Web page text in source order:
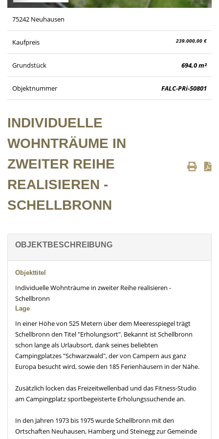
75242 Neuhausen
Kaufpreis 239.000,00 €
Grundstück 694,0 m²
Objektnummer FALC-PRi-50801
INDIVIDUELLE
WOHNTRÄUME IN
ZWEITER REIHE
REALISIEREN -
SCHELLBRONN
OBJEKTBESCHREIBUNG
Objekttitel
Individuelle Wohnträume in zweiter Reihe realisieren -
Schellbronn
Lage
In einer Höhe von 525 Metern über dem Meeresspiegel trägt
Schellbronn den Titel "Erholungsort". Bekannt ist Schellbronn
schon lange als Urlaubsort, dank seines beliebten
Campingplatzes "Schwarzwald", der von Campern aus ganz
Europa besucht wird, sowie den 185 Ferienhäusern in der Nähe.
Zusätzlich locken das Freizeitwellenbad und das Fitness-Studio
am Campingplatz sportbegeisterte Erholungssuchende an.
In den Jahren 1973 bis 1975 wurde Schellbronn mit den
Ortschaften Neuhausen, Hamberg und Steinegg zur Gemeinde